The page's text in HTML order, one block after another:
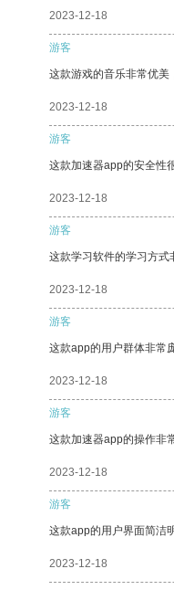
2023-12-18
游客
这款游戏的音乐非常优美
2023-12-18
游客
这款加速器app的安全性
2023-12-18
游客
这款学习软件的学习方式
2023-12-18
游客
这款app的用户群体非常
2023-12-18
游客
这款加速器app的操作非
2023-12-18
游客
这款app的用户界面简洁
2023-12-18